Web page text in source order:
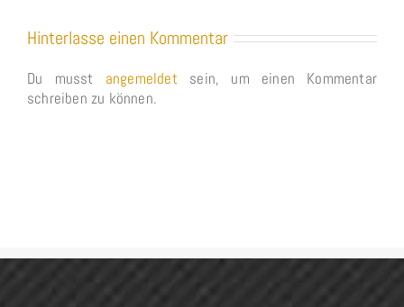
Hinterlasse einen Kommentar
Du musst angemeldet sein, um einen Kommentar
schreiben zu können.